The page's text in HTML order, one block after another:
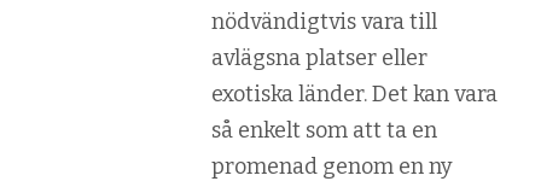
nödvändigtvis vara till
avlägsna platser eller
exotiska länder. Det kan vara
så enkelt som att ta en
promenad genom en ny